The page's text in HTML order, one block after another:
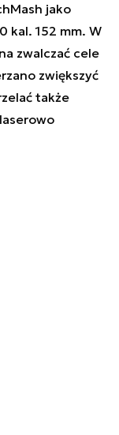
jako
kal. 152 mm. W
zwalczać cele
zwiększyć
także